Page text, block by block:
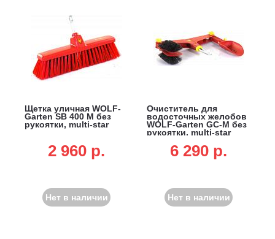
Щетка уличная WOLF-
Garten SB 400 M без
рукоятки, multi-star
2 960 p.
Нет в наличии
Очиститель для
водосточных желобов
WOLF-Garten GC-M без
рукоятки, multi-star
6 290 p.
Нет в наличии